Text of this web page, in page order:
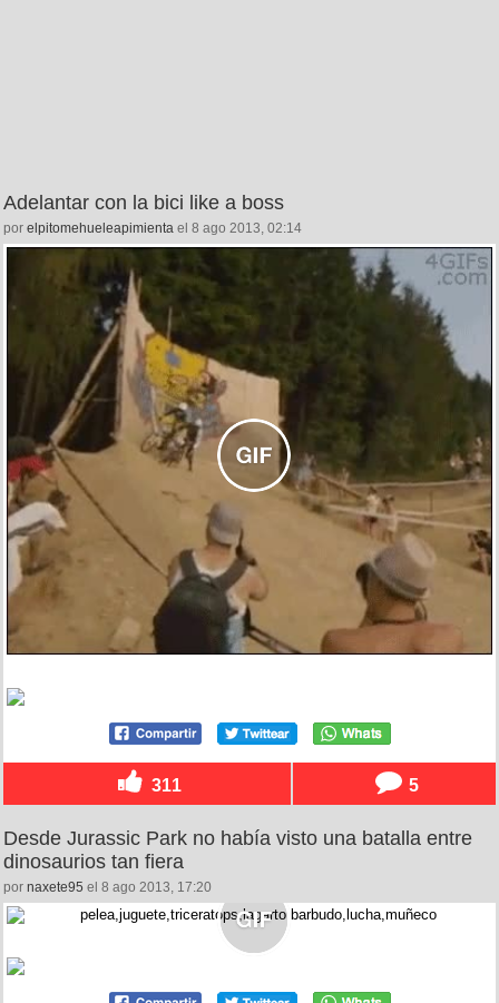
Adelantar con la bici like a boss
por elpitomehueleapimienta el 8 ago 2013, 02:14
311 5
Desde Jurassic Park no había visto una batalla entre
dinosaurios tan fiera
por naxete95 el 8 ago 2013, 17:20